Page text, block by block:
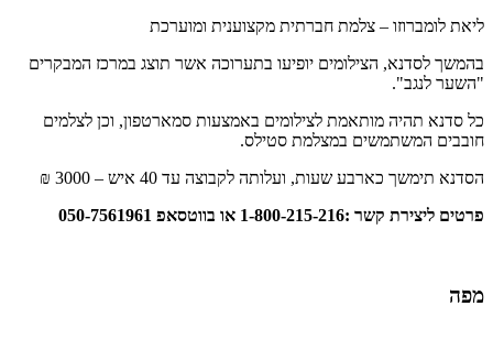
ליאת לומברוזו – צלמת חברתית מקצוענית ומוערכת
בהמשך לסדנא, הצילומים יופיעו בתערוכה אשר תוצג במרכז המבקרים
"השער לנגב".
כל סדנא תהיה מותאמת לצילומים באמצעות סמארטפון, וכן לצלמים
חובבים המשתמשים במצלמת סטילס.
הסדנא תימשך כארבע שעות, ועלותה לקבוצה עד 40 איש – 3000 ₪
פרטים ליצירת קשר :1-800-215-216 או בווטסאפ 050-7561961
מפה